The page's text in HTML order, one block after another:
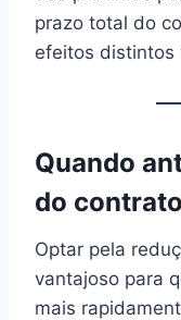
prazo total do
efeitos distintos
Quando
do contrato
Optar pela
vantajoso para
mais